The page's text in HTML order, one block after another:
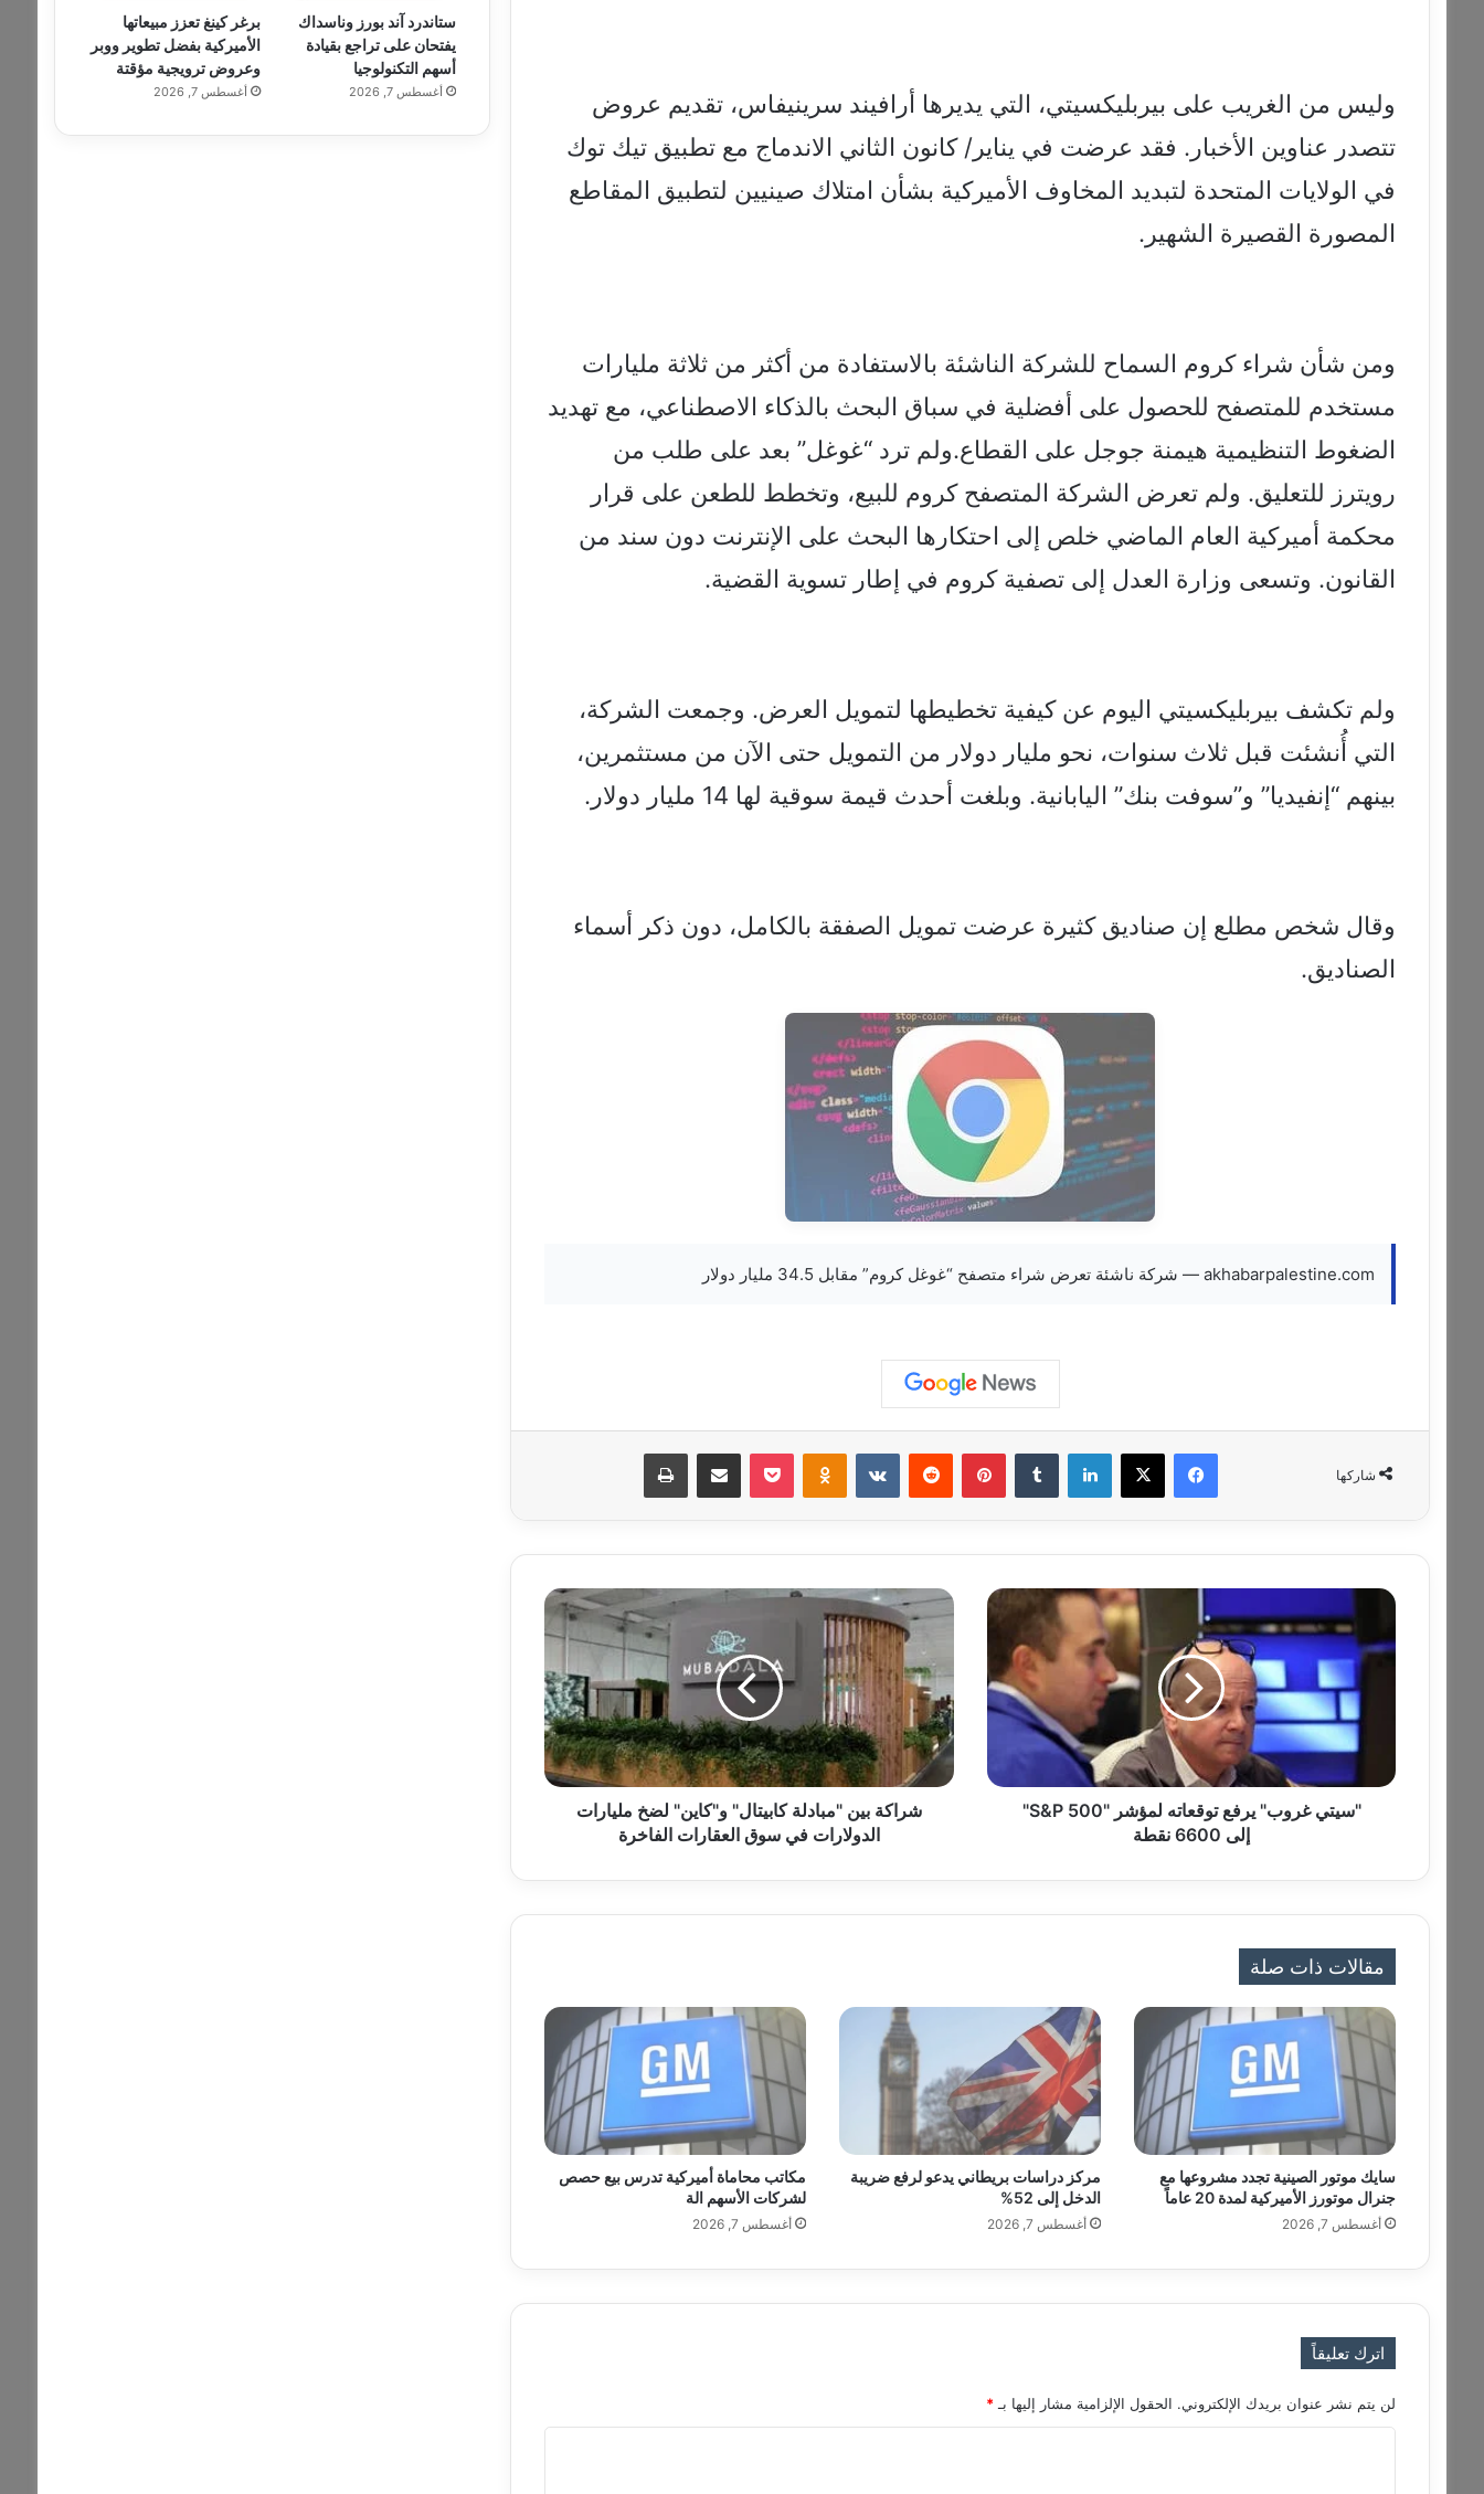
وليس من الغريب على بيربليكسيتي، التي يديرها أرافيند سرينيفاس، تقديم عروض
تتصدر عناوين الأخبار. فقد عرضت في يناير/ كانون الثاني الاندماج مع تطبيق تيك توك
في الولايات المتحدة لتبديد المخاوف الأميركية بشأن امتلاك صينيين لتطبيق المقاطع
المصورة القصيرة الشهير.
ومن شأن شراء كروم السماح للشركة الناشئة بالاستفادة من أكثر من ثلاثة مليارات
مستخدم للمتصفح للحصول على أفضلية في سباق البحث بالذكاء الاصطناعي، مع تهديد
الضغوط التنظيمية هيمنة جوجل على القطاع.ولم ترد “غوغل” بعد على طلب من
رويترز للتعليق. ولم تعرض الشركة المتصفح كروم للبيع، وتخطط للطعن على قرار
محكمة أميركية العام الماضي خلص إلى احتكارها البحث على الإنترنت دون سند من
القانون. وتسعى وزارة العدل إلى تصفية كروم في إطار تسوية القضية.
ولم تكشف بيربليكسيتي اليوم عن كيفية تخطيطها لتمويل العرض. وجمعت الشركة،
التي أُنشئت قبل ثلاث سنوات، نحو مليار دولار من التمويل حتى الآن من مستثمرين،
بينهم “إنفيديا” و”سوفت بنك” اليابانية. وبلغت أحدث قيمة سوقية لها 14 مليار دولار.
وقال شخص مطلع إن صناديق كثيرة عرضت تمويل الصفقة بالكامل، دون ذكر أسماء
الصناديق.
akhabarpalestine.com — شركة ناشئة تعرض شراء متصفح “غوغل كروم” مقابل 34.5 مليار دولار
شاركها
فيسبوك ‫X لينكدإن ‏Tumblr بينتيريست ‏Reddit
‏VKontakte
Odnoklassniki
‫Pocket مشاركة عبر البريد طباعة
"
ي
ب
ف
و
ا
ؤ
ش
ر
"
S
P
0
ل
ى
"سيتي غروب" يرفع توقعاته لمؤشر "S&P 500"
إلى 6600 نقطة
ش
ة
ب
ي
ن
"
د
ل
"
و
"
ك
"
شراكة بين "مبادلة كابيتال" و"كاين" لضخ مليارات
الدولارات في سوق العقارات الفاخرة
مقالات ذات صلة
سايك موتور الصينية تجدد مشروعها مع
جنرال موتورز الأميركية لمدة 20 عاماً
أغسطس 7, 2026
مركز دراسات بريطاني يدعو لرفع ضريبة
الدخل إلى 52%
أغسطس 7, 2026
مكاتب محاماة أميركية تدرس بيع حصص
لشركات الأسهم الة
أغسطس 7, 2026
اترك تعليقاً
لن يتم نشر عنوان بريدك الإلكتروني. الحقول الإلزامية مشار إليها بـ *
ستاندرد آند بورز وناسداك
يفتحان على تراجع بقيادة
أسهم التكنولوجيا
أغسطس 7, 2026
برغر كينغ تعزز مبيعاتها
الأميركية بفضل تطوير ووبر
وعروض ترويجية مؤقتة
أغسطس 7, 2026